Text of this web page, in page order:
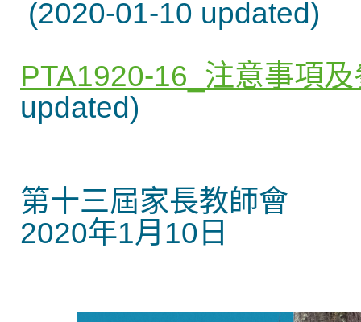
(2020-01-10 updated)
PTA1920-16_注意事項
updated)
第十三屆家長教師會
2020年1月10日